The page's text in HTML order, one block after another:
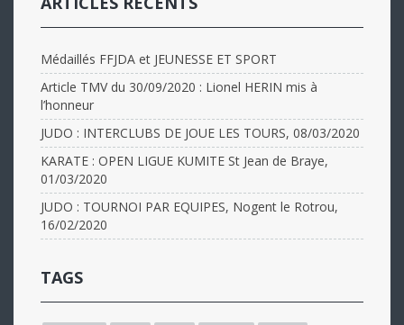
Médaillés FFJDA et JEUNESSE ET SPORT
Article TMV du 30/09/2020 : Lionel HERIN mis à
l’honneur
JUDO : INTERCLUBS DE JOUE LES TOURS, 08/03/2020
KARATE : OPEN LIGUE KUMITE St Jean de Braye,
01/03/2020
JUDO : TOURNOI PAR EQUIPES, Nogent le Rotrou,
16/02/2020
TAGS